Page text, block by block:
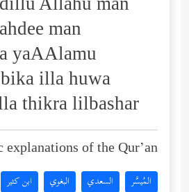
man
yaAAlamu
illa huwa
thikra lilbashar
of the Qur’an:
المُيسَّر السعدي البغوي ابن كثير